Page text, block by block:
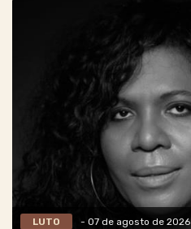
LUTO - 07 de agosto de 2026